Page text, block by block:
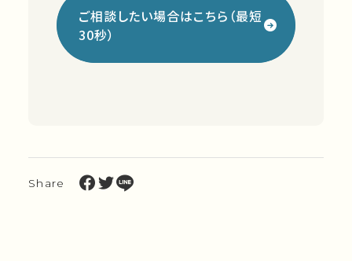
ご相談したい場合はこちら（最短
30秒）
Share